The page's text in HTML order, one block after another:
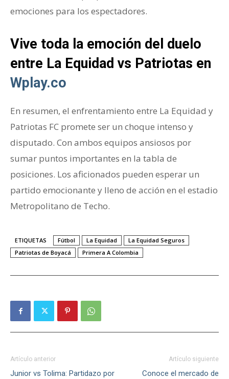
emociones para los espectadores.
Vive toda la emoción del duelo
entre La Equidad vs Patriotas en
Wplay.co
En resumen, el enfrentamiento entre La Equidad y
Patriotas FC promete ser un choque intenso y
disputado. Con ambos equipos ansiosos por
sumar puntos importantes en la tabla de
posiciones. Los aficionados pueden esperar un
partido emocionante y lleno de acción en el estadio
Metropolitano de Techo.
ETIQUETAS Fútbol La Equidad
La Equidad Seguros
Patriotas de Boyacá
Primera A Colombia
Artículo anterior
Junior vs Tolima: Partidazo por
Artículo siguiente
Conoce el mercado de